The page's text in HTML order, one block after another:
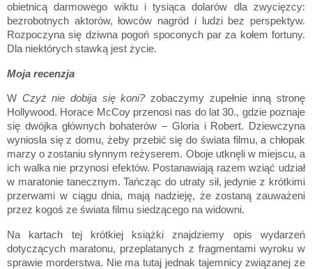
obietnicą darmowego wiktu i tysiąca dolarów dla zwycięzcy:
bezrobotnych aktorów, łowców nagród i ludzi bez perspektyw.
Rozpoczyna się dziwna pogoń spoconych par za kołem fortuny.
Dla niektórych stawką jest życie.
Moja recenzja
W Czyż nie dobija się koni?zobaczymy zupełnie inną stronę
Hollywood. Horace McCoy przenosi nas do lat 30., gdzie poznaje
się dwójka głównych bohaterów –Gloria i Robert. Dziewczyna
wyniosła się z domu, żeby przebić się do świata filmu, a chłopak
marzy o zostaniu słynnym reżyserem. Oboje utknęli w miejscu, a
ich walka nie przynosi efektów. Postanawiają razem wziąć udział
w maratonie tanecznym. Tańcząc do utraty sił, jedynie z krótkimi
przerwami w ciągu dnia, mają nadzieję, że zostaną zauważeni
przez kogoś ze świata filmu siedzącego na widowni.
Na kartach tej krótkiej książki znajdziemy opis wydarzeń
dotyczących maratonu, przeplatanych z fragmentami wyroku w
sprawie morderstwa. Nie ma tutaj jednak tajemnicy związanej ze